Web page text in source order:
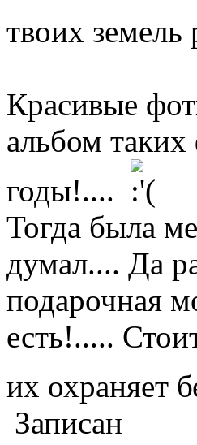
твоих земель
Красивые
альбом
годы!....
Тогда была
думал.... Да
подарочная
есть!.....
их охраняет
Записан